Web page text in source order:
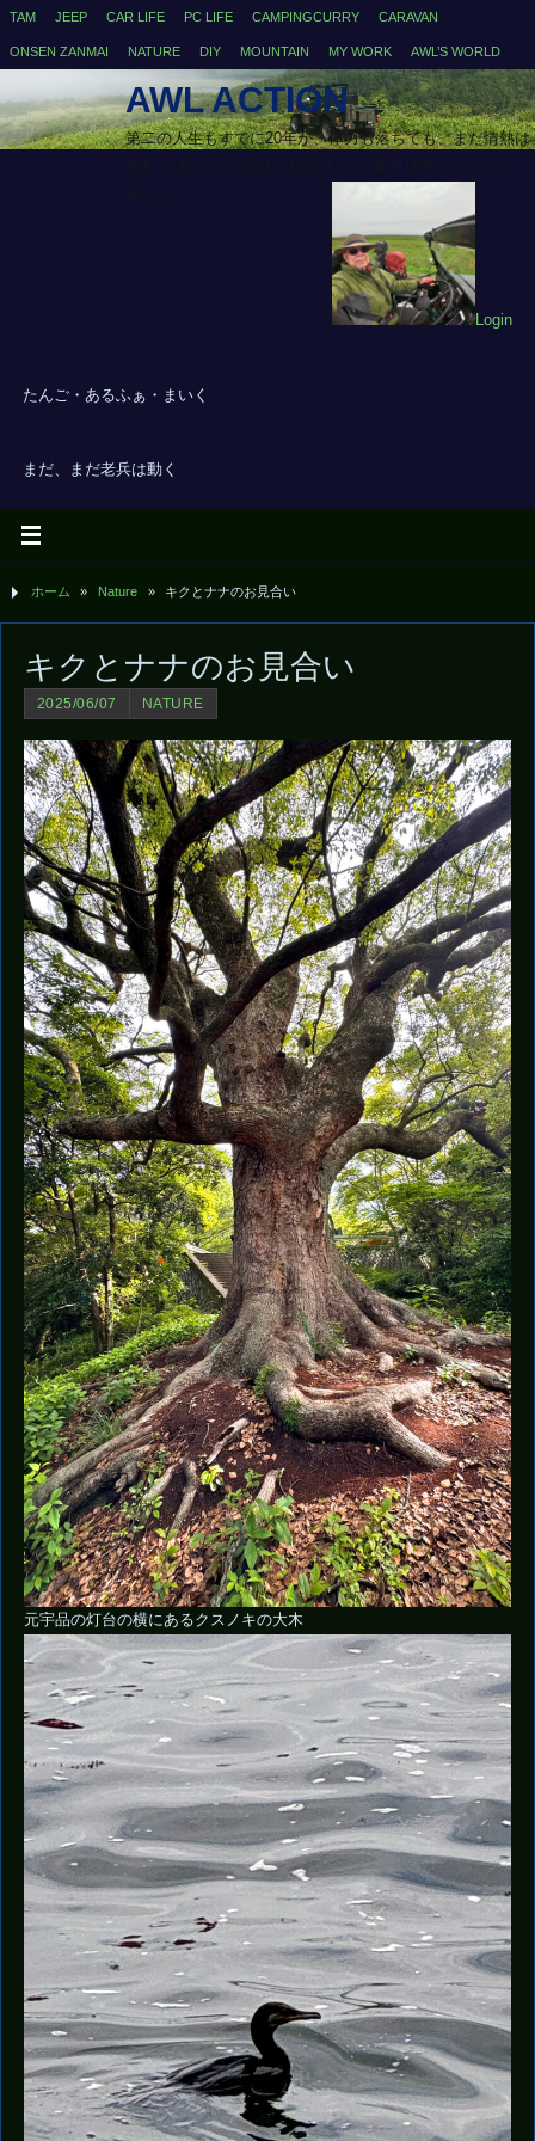
TAM JEEP CAR LIFE PC LIFE CAMPINGCURRY CARAVAN
ONSEN ZANMAI NATURE DIY MOUNTAIN MY WORK AWL’S WORLD
AWL ACTION
第二の人生もすでに20年が、体力も落ちても、まだ情熱は
Login
たんご・あるふぁ・まいく
まだ、まだ老兵は動く
ホーム » Nature » キクとナナのお見合い
キクとナナのお見合い
2025/06/07 NATURE
元宇品の灯台の横にあるクスノキの大木